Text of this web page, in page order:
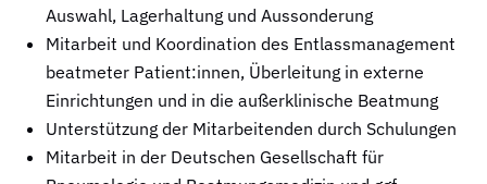
Auswahl, Lagerhaltung und Aussonderung
Mitarbeit und Koordination des Entlassmanagement
beatmeter Patient:innen, Überleitung in externe
Einrichtungen und in die außerklinische Beatmung
Unterstützung der Mitarbeitenden durch Schulungen
Mitarbeit in der Deutschen Gesellschaft für